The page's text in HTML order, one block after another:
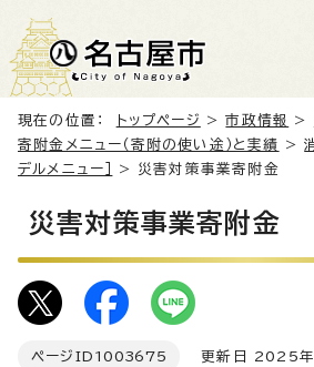
現在の位置： トップページ >市政情報 >
寄附金メニュー（寄附の使い途）と実績
>
デルメニュー］
> 災害対策事業寄附金
災害対策事業寄附金
ページID 1003675 更新日 2025年